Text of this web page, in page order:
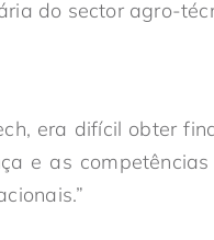
do sector agro-
era difícil obter
e as